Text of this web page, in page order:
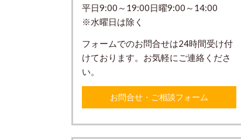
平日9:00～19:00日曜9:00～14:00
※水曜日は除く
フォームでのお問合せは24時間受け付
けております。お気軽にご連絡くださ
い。
お問合せ・ご相談フォーム